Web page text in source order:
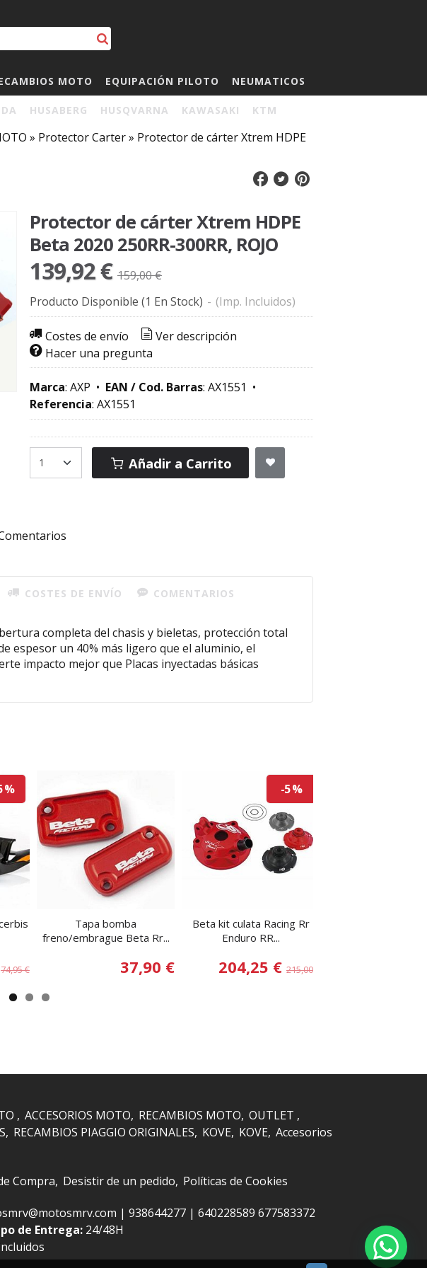
MOTO EQUIPACIÓN PILOTO NEUMATICOS
HUSABERG HUSQVARNA KAWASAKI KTM
» Protector Carter» Protector de cárter Xtrem HDPE
Protector de cárter Xtrem HDPE
Beta 2020 250RR-300RR, ROJO
139,92 € 159,00 €
Producto Disponible (1 En Stock) - (Imp. Incluidos)
Costes de envío
Ver descripción
Hacer una pregunta
Marca: AXP • EAN / Cod. Barras: AX1551 •
Referencia: AX1551
Añadir a Carrito
COSTES DE ENVÍO COMENTARIOS
completa del chasis y bieletas, protección total
espesor un 40% más ligero que el aluminio, el
impacto mejor que Placas inyectadas básicas
%
74,95 €
Tapa bomba
freno/embrague Beta Rr...
37,90 €
-5 %
Beta kit culata Racing Rr
Enduro RR...
204,25 € 215,00 €
ACCESORIOS MOTO RECAMBIOS MOTO OUTLET
RECAMBIOS PIAGGIO ORIGINALES KOVE KOVE Accesorios
Compra Desistir de un pedido Políticas de Cookies
| 938644277| 640228589 677583372
de Entrega: 24/48H